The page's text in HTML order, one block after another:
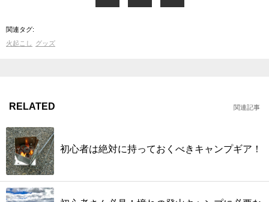
関連タグ:
火起こし
グッズ
RELATED 関連記事
初心者は絶対に持っておくべきキャンプギア！